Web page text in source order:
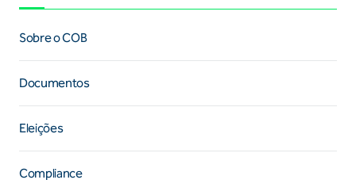
Sobre o COB
Documentos
Eleições
Compliance